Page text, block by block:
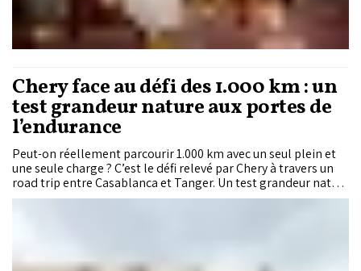
Chery face au défi des 1.000 km : un
test grandeur nature aux portes de
l’endurance
Peut-on réellement parcourir 1.000 km avec un seul plein et
une seule charge ? C’est le défi relevé par Chery à travers un
road trip entre Casablanca et Tanger. Un test grandeur nature
qui met en lumière les capacités réelles de l’hybridation